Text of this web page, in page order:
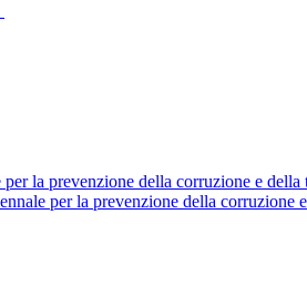
la prevenzione della corruzione e della
per la prevenzione della corruzione